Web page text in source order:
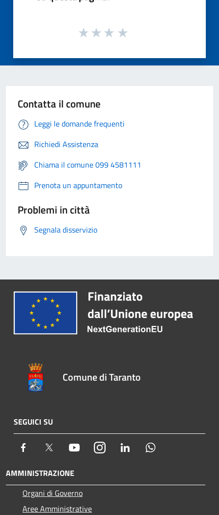
Contatta il comune
Leggi le domande frequenti
Richiedi Assistenza
Chiama il comune 099 4581111
Prenota un appuntamento
Problemi in città
Segnala disservizio
Comune di Taranto
SEGUICI SU
Facebook Twitter YoutubeInstagram LinkedIn
AMMINISTRAZIONE
Organi di Governo
Aree Amministrative